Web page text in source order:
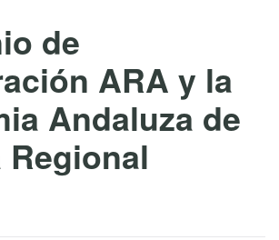
de
ARA y la
Andaluza de